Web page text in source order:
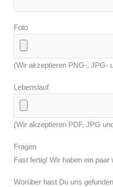
Foto
(Wir akzeptieren PNG-, JPG-
Lebenslauf
(Wir akzeptieren PDF, JPG
Fragen
Fast fertig! Wir haben ein
Worüber hast Du uns